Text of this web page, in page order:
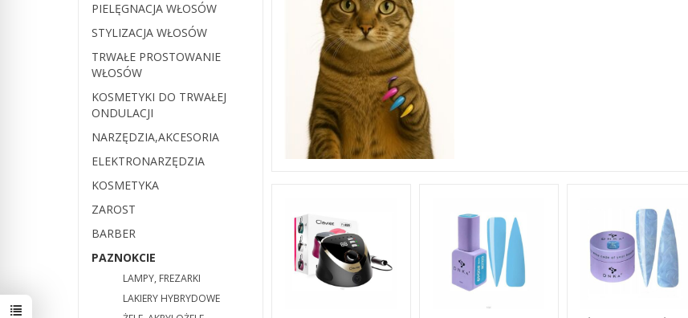
PIELĘGNACJA WŁOSÓW
STYLIZACJA WŁOSÓW
TRWAŁE PROSTOWANIE
WŁOSÓW
KOSMETYKI DO TRWAŁEJ
ONDULACJI
NARZĘDZIA,AKCESORIA
ELEKTRONARZĘDZIA
KOSMETYKA
ZAROST
BARBER
PAZNOKCIE
LAMPY, FREZARKI
LAKIERY HYBRYDOWE